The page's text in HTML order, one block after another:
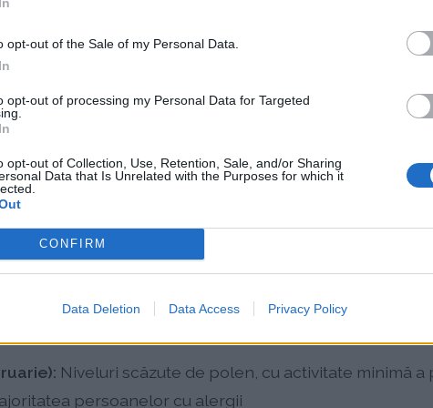
opt-out of the Sale of my Personal Data.
opt-out of processing my Personal Data for Targeted
opt-out of Collection, Use, Retention, Sale, and/or Sharing
Data that Is Unrelated with the Purposes for which it
CONFIRM
Data Deletion Data Access Privacy Policy
regiunea Moldovei.
al Polenului în Iaşi
semnificativ pe parcursul anului, fiecare sezon
Dominată de polenul de pomi precum plop, chiparos,
scăzută-moderată și vârf în martie-aprilie
prelungit de graminee cu intensitate ridicată,
62% din polenul total
Perioada critică pentru ambrozie cu
pelin cu alergicitate moderată
Niveluri scăzute de polen, cu activitate minimă
persoanelor cu alergii